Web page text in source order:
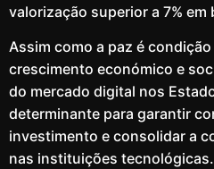
valorização superior a 7% em
Assim como a paz é
crescimento económico e
do mercado digital nos
determinante para garantir
investimento e consolidar a
nas instituições tecnológicas.